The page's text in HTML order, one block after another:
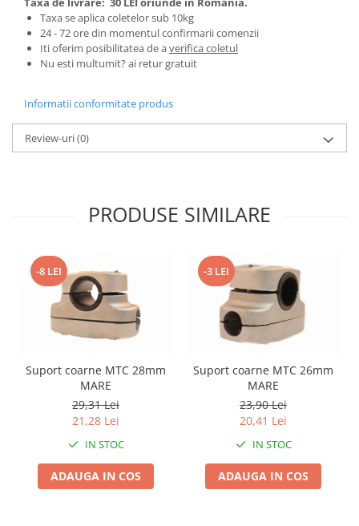
Tractoraș de tuns gazonul
Zootehnie
Incubatoare, oparitoare si
deplumatoare
Aparate de tuns animale
Piese si accesorii aparate de tuns
animale
Masini batut stalpi si accesorii
Casute gradina si cutii depozitare
Mobilier gradina
Corturi, Prelate si plase de
umbrire
Zdrobitoare si teascuri
Zdrobitoare electrice
Zdrobitoare electrice & manuale
Zdrobitoare manuale
Masini de cusut si accesorii
Taxa se aplica coletelor sub 10kg
24 - 72 ore din momentul confirmarii comenzii
Iti oferim posibilitatea de averifica coletul
Nu esti multumit? ai retur gratuit
Informatii conformitate produs
Review-uri(0)
PRODUSE SIMILARE
-8 LEI
Suport coarne MTC 28mm
MARE
29,31 Lei
21,28 Lei
IN STOC
ADAUGA IN COS
-3 LEI
Suport coarne MTC 26mm
MARE
23,90 Lei
20,41 Lei
IN STOC
ADAUGA IN COS